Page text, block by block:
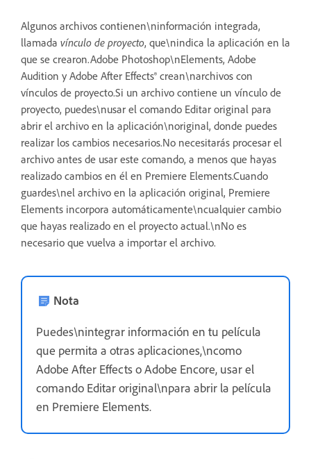
Algunos archivos contienen\ninformación integrada,
llamada vínculo de proyecto, que\nindica la aplicación en la
que se crearon.Adobe Photoshop\nElements, Adobe
Audition y Adobe After Effects® crean\narchivos con
vínculos de proyecto.Si un archivo contiene un vínculo de
proyecto, puedes\nusar el comando Editar original para
abrir el archivo en la aplicación\noriginal, donde puedes
realizar los cambios necesarios.No necesitarás procesar el
archivo antes de usar este comando, a menos que hayas
realizado cambios en él en Premiere Elements.Cuando
guardes\nel archivo en la aplicación original, Premiere
Elements incorpora automáticamente\ncualquier cambio
que hayas realizado en el proyecto actual.\nNo es
necesario que vuelva a importar el archivo.
Nota
Puedes\nintegrar información en tu película
que permita a otras aplicaciones,\ncomo
Adobe After Effects o Adobe Encore, usar el
comando Editar original\npara abrir la película
en Premiere Elements.